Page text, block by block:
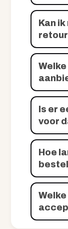
Kan
Is er
voor
Hoe